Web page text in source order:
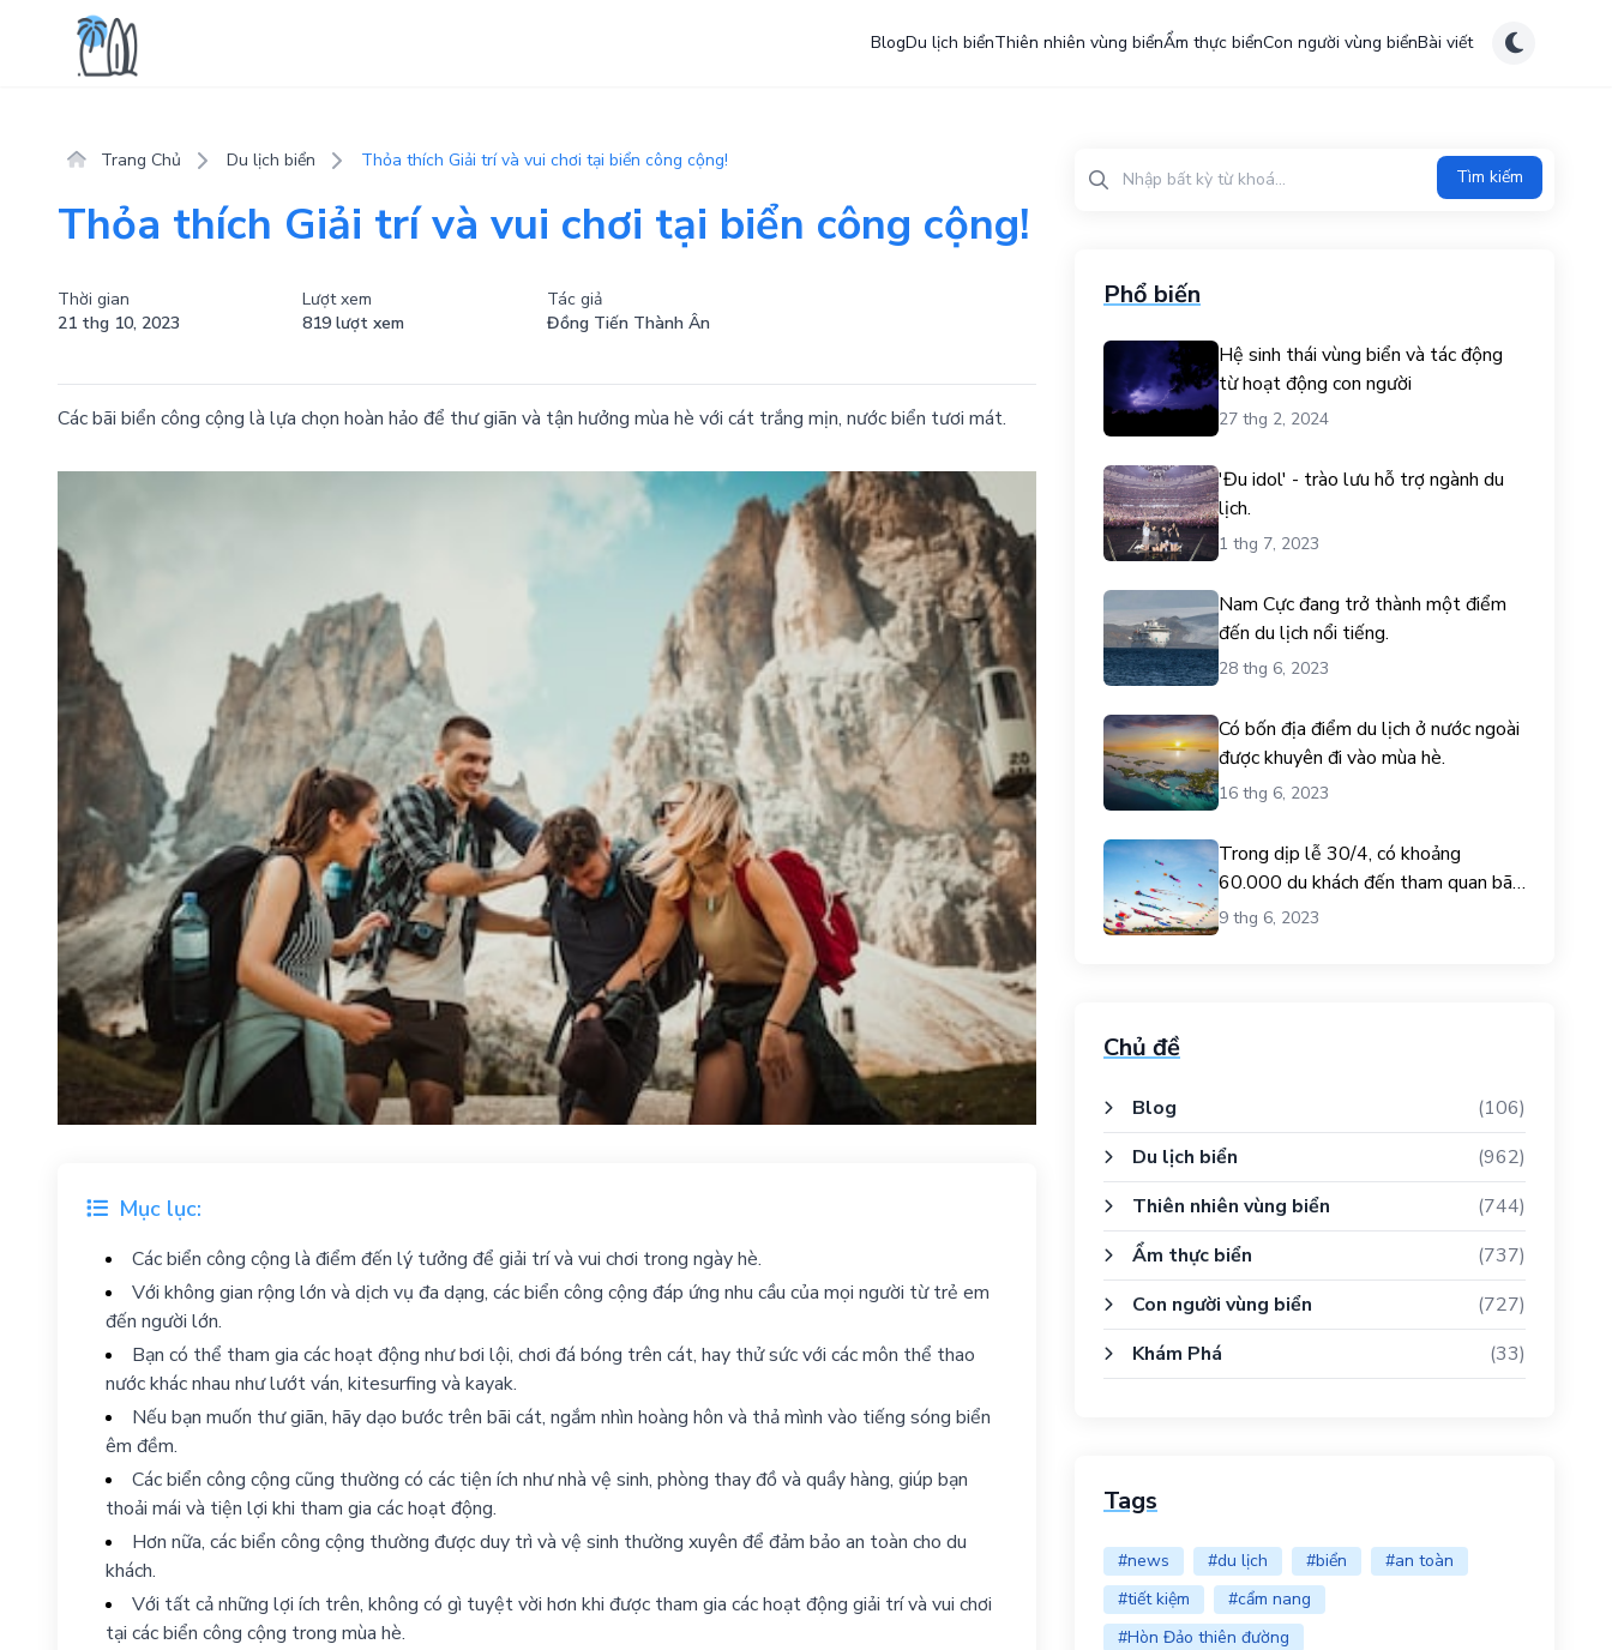
BlogDu lịch biểnThiên nhiên vùng biểnẨm thực biểnCon người vùng biểnBài viết
Trang Chủ Du lịch biển Thỏa thích Giải trí và vui chơi tại biển công cộng!
Thỏa thích Giải trí và vui chơi tại biển công cộng!
Thời gian
21 thg 10, 2023
Lượt xem
819 lượt xem
Tác giả
Đồng Tiến Thành Ân
Các bãi biển công cộng là lựa chọn hoàn hảo để thư giãn và tận hưởng mùa hè với cát trắng mịn, nước biển tươi mát.
Mục lục:
Các biển công cộng là điểm đến lý tưởng để giải trí và vui chơi trong ngày hè.
Với không gian rộng lớn và dịch vụ đa dạng, các biển công cộng đáp ứng nhu cầu của mọi người từ trẻ em
đến người lớn.
Bạn có thể tham gia các hoạt động như bơi lội, chơi đá bóng trên cát, hay thử sức với các môn thể thao
nước khác nhau như lướt ván, kitesurfing và kayak.
Nếu bạn muốn thư giãn, hãy dạo bước trên bãi cát, ngắm nhìn hoàng hôn và thả mình vào tiếng sóng biển
êm đềm.
Các biển công cộng cũng thường có các tiện ích như nhà vệ sinh, phòng thay đồ và quầy hàng, giúp bạn
thoải mái và tiện lợi khi tham gia các hoạt động.
Hơn nữa, các biển công cộng thường được duy trì và vệ sinh thường xuyên để đảm bảo an toàn cho du
khách.
Với tất cả những lợi ích trên, không có gì tuyệt vời hơn khi được tham gia các hoạt động giải trí và vui chơi
tại các biển công cộng trong mùa hè.
Tìm kiếm
Phổ biến
Hệ sinh thái vùng biển và tác động
từ hoạt động con người
27 thg 2, 2024
'Đu idol' - trào lưu hỗ trợ ngành du
lịch.
1 thg 7, 2023
Nam Cực đang trở thành một điểm
đến du lịch nổi tiếng.
28 thg 6, 2023
Có bốn địa điểm du lịch ở nước ngoài
được khuyên đi vào mùa hè.
16 thg 6, 2023
Trong dịp lễ 30/4, có khoảng
60.000 du khách đến tham quan bãi
biển Gò Công.
9 thg 6, 2023
Chủ đề
Blog
(106)
Du lịch biển
(962)
Thiên nhiên vùng biển
(744)
Ẩm thực biển
(737)
Con người vùng biển
(727)
Khám Phá
(33)
Tags
#news #du lịch #biển
#an toàn
#tiết kiệm
#cẩm nang
#Hòn Đảo thiên đường